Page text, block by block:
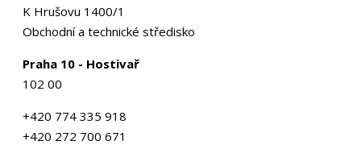
K Hrušovu 1400/1
Obchodní a technické středisko
Praha 10 - Hostivař
102 00
+420 774 335 918
+420 272 700 671